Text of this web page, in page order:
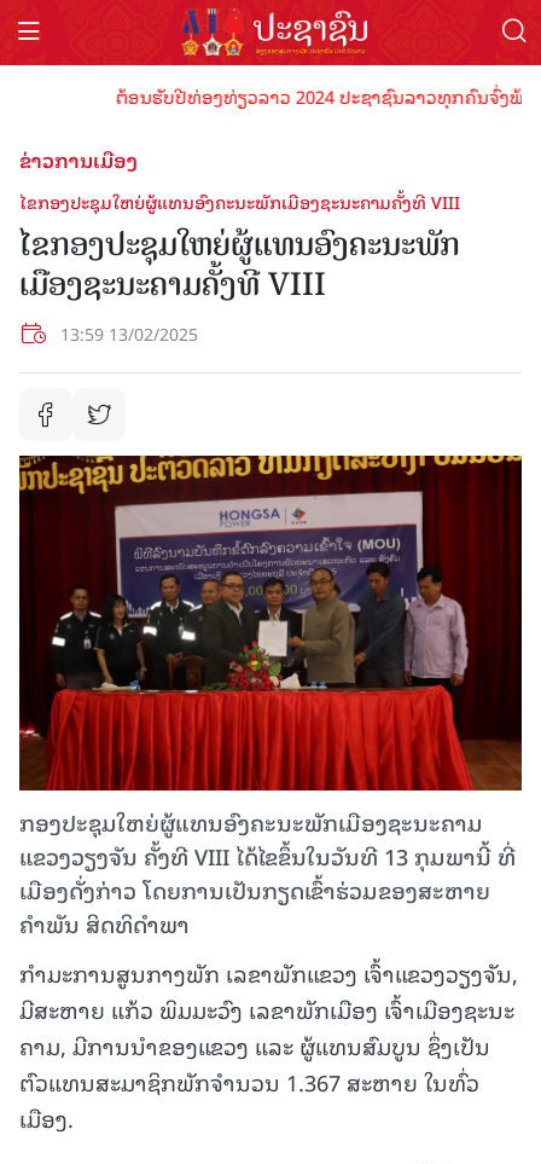
ຕ້ອນຮັບປີທ່ອງທ່ຽວລາວ 2024 ປະຊາຊົນລາວທຸກຄົນຈົ່ງພ້ອ
ຂ່າວການເມືອງ
ໄຂກອງປະຊຸມໃຫຍ່ຜູ້ແທນອົງຄະນະພັກເມືອງຊະນະຄາມຄັ້ງທີ VIII
ໄຂກອງປະຊຸມໃຫຍ່ຜູ້ແທນອົງຄະນະພັກ
ເມືອງຊະນະຄາມຄັ້ງທີ VIII
13:59 13/02/2025
ກອງປະຊຸມໃຫຍ່ຜູ້ແທນອົງຄະນະພັກເມືອງຊະນະຄາມ
ແຂວງວຽງຈັນ ຄັ້ງທີ VIII ໄດ້ໄຂຂຶ້ນໃນວັນທີ 13 ກຸມພານີ້ ທີ່
ເມືອງດັ່ງກ່າວ ໂດຍການເປັນກຽດເຂົ້າຮ່ວມຂອງສະຫາຍ
ຄໍາພັນ ສິດທິດໍາພາ
ກຳມະການສູນກາງພັກ ເລຂາພັກແຂວງ ເຈົ້າແຂວງວຽງຈັນ,
ມີສະຫາຍ ແກ້ວ ພິມມະວົງ ເລຂາພັກເມືອງ ເຈົ້າເມືອງຊະນະ
ຄາມ, ມີການນຳຂອງແຂວງ ແລະ ຜູ້ແທນສົມບູນ ຊຶ່ງເປັນ
ຕົວແທນສະມາຊິກພັກຈໍານວນ 1.367 ສະຫາຍ ໃນທົ່ວ
ເມືອງ.